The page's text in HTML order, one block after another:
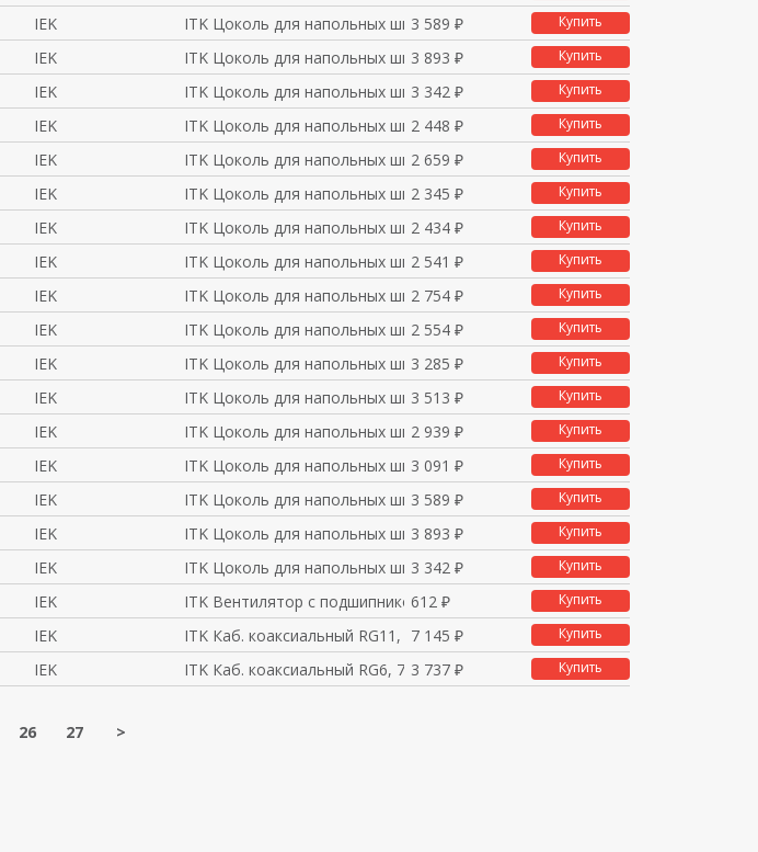
IEK ITK Цоколь для напольных шкафо
3 589 ₽ Купить
IEK ITK Цоколь для напольных шкафо
3 893 ₽ Купить
IEK ITK Цоколь для напольных шкафо
3 342 ₽ Купить
IEK ITK Цоколь для напольных шкафо
2 448 ₽ Купить
IEK ITK Цоколь для напольных шкафо
2 659 ₽ Купить
IEK ITK Цоколь для напольных шкафо
2 345 ₽ Купить
IEK ITK Цоколь для напольных шкафо
2 434 ₽ Купить
IEK ITK Цоколь для напольных шкафо
2 541 ₽ Купить
IEK ITK Цоколь для напольных шкафо
2 754 ₽ Купить
IEK ITK Цоколь для напольных шкафо
2 554 ₽ Купить
IEK ITK Цоколь для напольных шкафо
3 285 ₽ Купить
IEK ITK Цоколь для напольных шкафо3 513 ₽ Купить
IEK ITK Цоколь для напольных шкафо
2 939 ₽ Купить
IEK ITK Цоколь для напольных шкафо
3 091 ₽ Купить
IEK ITK Цоколь для напольных шкафо
3 589 ₽ Купить
IEK ITK Цоколь для напольных шкафо
3 893 ₽ Купить
IEK ITK Цоколь для напольных шкафо
3 342 ₽ Купить
IEK ITK Вентилятор с подшипником612 ₽ Купить
IEK ITK Каб. коаксиальный RG11, 757 145 ₽ Купить
IEK ITK Каб. коаксиальный RG6, 753 737 ₽ Купить
26 27 >